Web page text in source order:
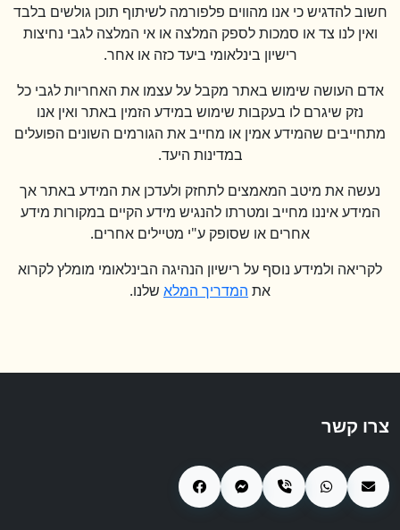
חשוב להדגיש כי אנו מהווים פלפורמה לשיתוף תוכן גולשים בלבד
ואין לנו צד או סמכות לספק המלצה או אי המלצה לגבי נחיצות
רישיון בינלאומי ביעד כזה או אחר.
אדם העושה שימוש באתר מקבל על עצמו את האחריות לגבי כל
נזק שיגרם לו בעקבות שימוש במידע הזמין באתר ואין אנו
מתחייבים שהמידע אמין או מחייב את הגורמים השונים הפועלים
במדינות היעד.
נעשה את מיטב המאמצים לתחזק ולעדכן את המידע באתר אך
המידע איננו מחייב ומטרתו להנגיש מידע הקיים במקורות מידע
אחרים או שסופק ע"י מטיילים אחרים.
לקריאה ולמידע נוסף על רישיון הנהיגה הבינלאומי מומלץ לקרוא
את המדריך המלא שלנו.
צרו קשר